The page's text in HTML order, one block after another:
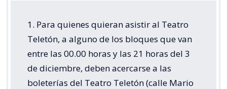
1. Para quienes quieran asistir al Teatro
Teletón, a alguno de los bloques que van
entre las 00.00 horas y las 21 horas del 3
de diciembre, deben acercarse a las
boleterías del Teatro Teletón (calle Mario